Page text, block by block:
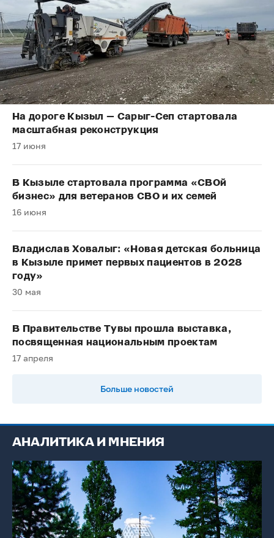
На дороге Кызыл — Сарыг-Сеп стартовала
масштабная реконструкция
17 июня
В Кызыле стартовала программа «СВОй
бизнес» для ветеранов СВО и их семей
16 июня
Владислав Ховалыг: «Новая детская больница
в Кызыле примет первых пациентов в 2028
году»
30 мая
В Правительстве Тувы прошла выставка,
посвященная национальным проектам
17 апреля
Больше новостей
АНАЛИТИКА И МНЕНИЯ